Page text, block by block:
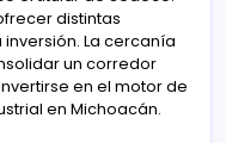
distintas
La cercanía
un corredor
en el motor de
en Michoacán.